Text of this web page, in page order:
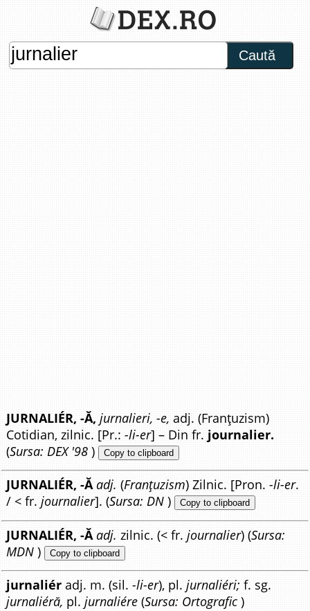
Caută
JURNALIÉR, -Ă, jurnalieri, -e, adj. (Franțuzism)
Cotidian, zilnic. [Pr.:-li-er] – Din fr. journalier.
(Sursa: DEX '98 ) Copy to clipboard
JURNALIÉR, -Ă adj. (Franțuzism) Zilnic. [Pron.-li-er.
/ < fr.journalier]. (Sursa: DN ) Copy to clipboard
JURNALIÉR, -Ă adj. zilnic. (< fr.journalier) (Sursa:
MDN ) Copy to clipboard
jurnaliéradj. m. (sil.-li-er), pl.jurnaliéri;f. sg.
jurnaliéră, pl.jurnaliére (Sursa: Ortografic )